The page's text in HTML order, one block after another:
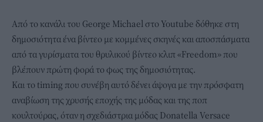
Από το κανάλι του George Michael στο Youtube δόθηκε στη
δημοσιότητα ένα βίντεο με κομμένες σκηνές και αποσπάσματα
από τα γυρίσματα του θρυλικού βίντεο κλιπ «Freedom» που
βλέπουν πρώτη φορά το φως της δημοσιότητας.
Και το timing που συνέβη αυτό δένει άψογα με την πρόσφατη
αναβίωση της χρυσής εποχής της μόδας και της ποπ
κουλτούρας, όταν η σχεδιάστρια μόδας Donatella Versace